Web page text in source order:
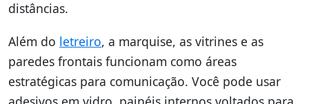
distâncias.
Além do letreiro, a marquise, as vitrines e as
paredes frontais funcionam como áreas
estratégicas para comunicação. Você pode usar